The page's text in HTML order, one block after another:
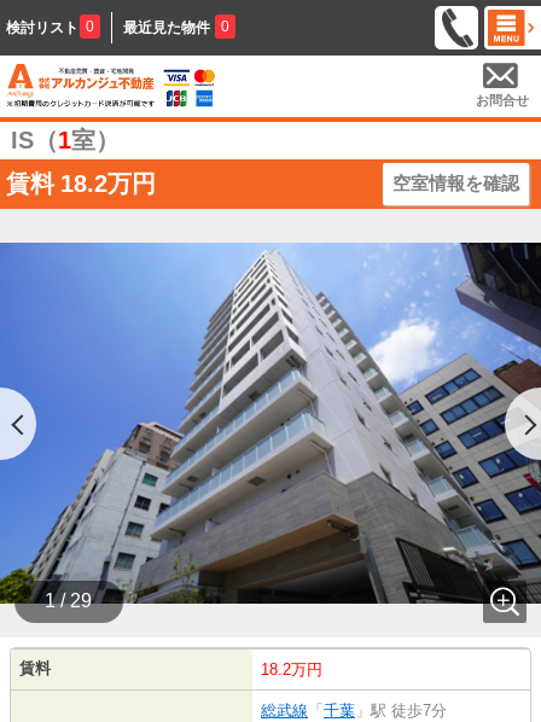
検討リスト 0 最近見た物件 0
お問合せ
IS（1室）
賃料 18.2万円 空室情報を確認
1 / 29
賃料 18.2万円
総武線 「 千葉 」駅 徒歩7分